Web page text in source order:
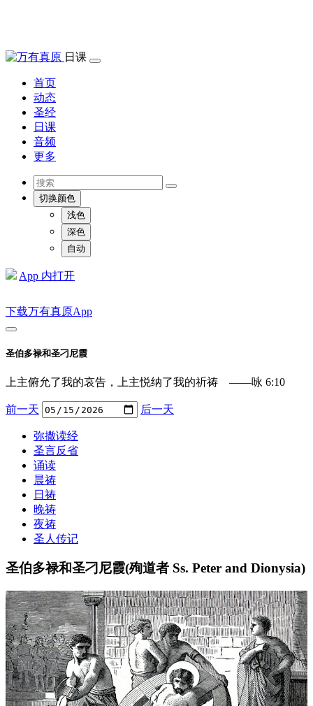
日课
首页
动态
圣经
日课
音频
更多
切换颜色
浅色
深色
自动
App 内打开
下载万有真原App
圣伯多禄和圣刁尼霞
上主俯允了我的哀告，上主悦纳了我的祈祷 ——咏 6:10
前一天 后一天
弥撒读经
圣言反省
诵读
晨祷
日祷
晚祷
夜祷
圣人传记
圣伯多禄和圣刁尼霞(殉道者 Ss. Peter and Dionysia)